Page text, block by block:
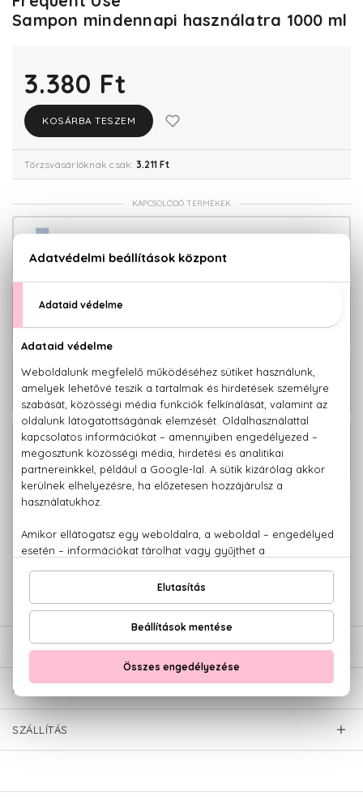
Sampon mindennapi használatra 1000 ml
3.380 Ft
KOSÁRBA TESZEM
Törzsvásárlóknak csak: 3.211 Ft
KAPCSOLÓDÓ TERMÉKEK
Frequent Use Hajkondicionáló
Frequent Use Hajkondicionáló
mindennapi használatra 1000 ml
3.880 Ft
Frequent Use Sampon mindennapi
használatra 300 ml
Kérdésed van, elakadtál? Hívd ügyfélszolgálatunkat:+36 20
779 1926
LEÍRÁS
ÉRTÉKELÉSEK (0)
SZÁLLÍTÁS